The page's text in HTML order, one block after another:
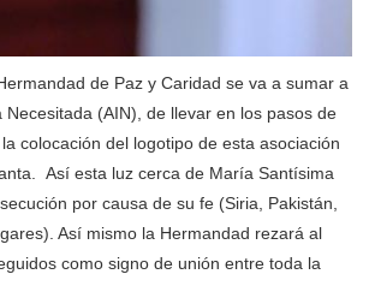
de Paz y Caridad se va a sumar a
(AIN), de llevar en los pasos de
colocación del logotipo de esta asociación
Así esta luz cerca de María Santísima
por causa de su fe (Siria, Pakistán,
Así mismo la Hermandad rezará al
como signo de unión entre toda la